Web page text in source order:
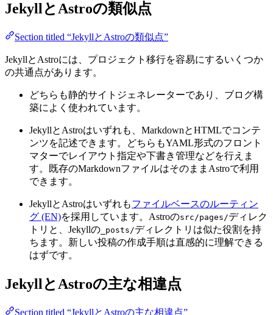
JekyllとAstroの類似点
Section titled “JekyllとAstroの類似点”
JekyllとAstroには、プロジェクト移行を容易にするいくつか
の共通点があります。
どちらも静的サイトジェネレーターであり、ブログ構
築によく使われています。
JekyllとAstroはいずれも、MarkdownとHTMLでコンテ
ンツを記述できます。どちらもYAML形式のフロント
マターでレイアウト指定や下書き管理などを行えま
す。既存のMarkdownファイルはそのままAstroで利用
できます。
JekyllとAstroはいずれもファイルベースのルーティン
グ (EN)を採用しています。Astroのsrc/pages/ディレク
トリと、Jekyllの _posts/ディレクトリは似た役割を持
ちます。新しい投稿の作成手順は直感的に理解できる
はずです。
JekyllとAstroの主な相違点
Section titled “JekyllとAstroの主な相違点”